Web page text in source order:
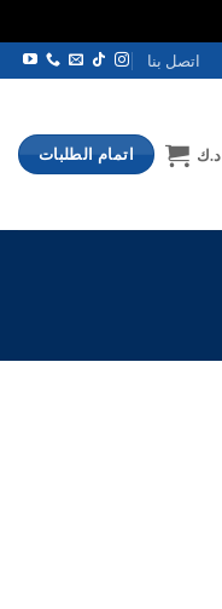
اتصل بنا
د.ك اتمام الطلبات